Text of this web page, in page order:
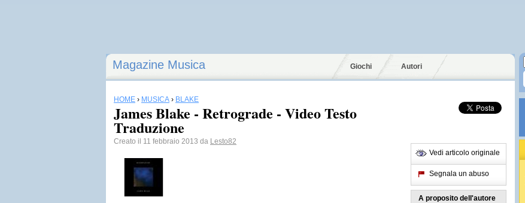
Magazine Musica Giochi Autori
HOME › MUSICA › BLAKE
James Blake - Retrograde - Video Testo
Traduzione
Creato il 11 febbraio 2013 da Lesto82
Vedi articolo originale
Segnala un abuso
A proposito dell'autore